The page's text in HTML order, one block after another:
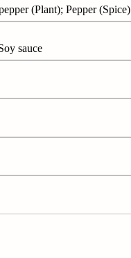
(Plant); Pepper (Spice)
sauce